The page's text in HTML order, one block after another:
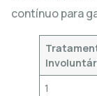
contínuo para
1